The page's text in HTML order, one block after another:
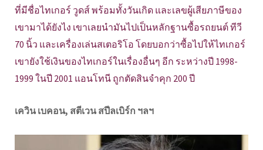
ที่มีชื่อไทเกอร์ วูดส์ พร้อมทั้งวันเกิด และเลขผู้เสียภาษีของ
เขามาได้ยังไง เขาเลยนำมันไปเป็นหลักฐานซื้อรถยนต์ ทีวี
70 นิ้ว และเครื่องเล่นสเตอริโอ โดยบอกว่าซื้อไปให้ไทเกอร์
เขายังใช้เงินของไทเกอร์ในเรื่องอื่นๆ อีก ระหว่างปี 1998-
1999 ในปี 2001 แอนโทนี ถูกตัดสินจำคุก 200 ปี
เควิน เบคอน, สตีเวน สปีลเบิร์ก ฯลฯ